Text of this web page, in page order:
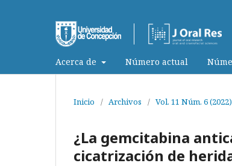
Acerca de Número actual
Inicio / Archivos / Vol. 11 Núm. 6
¿La gemcitabina
cicatrización de